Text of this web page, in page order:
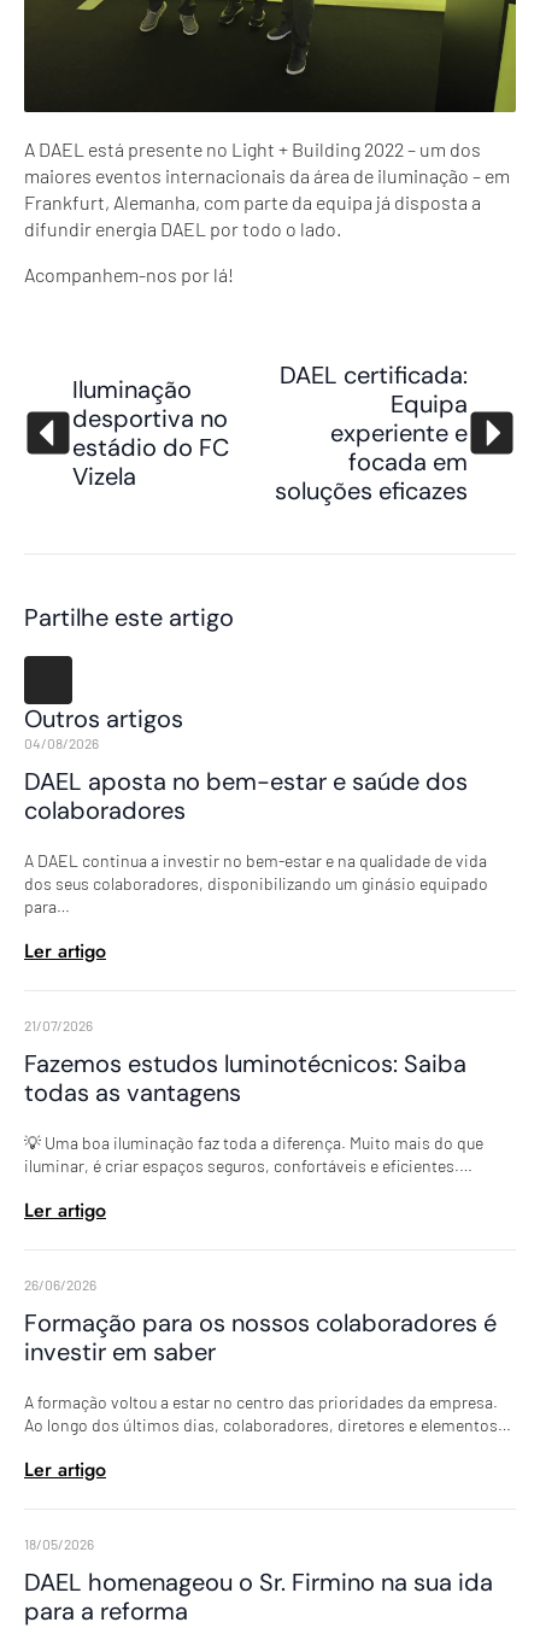
A DAEL está presente no Light + Building 2022 – um dos
maiores eventos internacionais da área de iluminação – em
Frankfurt, Alemanha, com parte da equipa já disposta a
difundir energia DAEL por todo o lado.
Acompanhem-nos por lá!
Iluminação
desportiva no
estádio do FC
Vizela
DAEL certificada:
Equipa
experiente e
focada em
soluções eficazes
Partilhe este artigo
Outros artigos
DAEL aposta no bem-estar e saúde dos
colaboradores
04/08/2026
A DAEL continua a investir no bem-estar e na qualidade de vida
dos seus colaboradores, disponibilizando um ginásio equipado
para…
Ler artigo
Fazemos estudos luminotécnicos: Saiba
todas as vantagens
21/07/2026
💡 Uma boa iluminação faz toda a diferença. Muito mais do que
iluminar, é criar espaços seguros, confortáveis e eficientes.…
Ler artigo
Formação para os nossos colaboradores é
investir em saber
26/06/2026
A formação voltou a estar no centro das prioridades da empresa.
Ao longo dos últimos dias, colaboradores, diretores e elementos…
Ler artigo
DAEL homenageou o Sr. Firmino na sua ida
para a reforma
18/05/2026